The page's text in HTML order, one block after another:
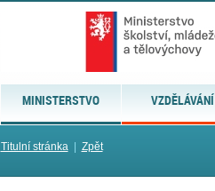
MINISTERSTVO VZDĚLÁVÁNÍ
Titulní stránka| Zpět